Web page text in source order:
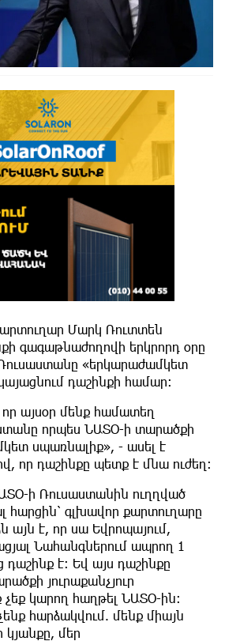
Մարկ Ռուտտեն
գագաթնաժողովի երկրորդ օրը
«երկարաժամկետ
դաշինքի համար:
որ այսօր մենք համատեղ
որպես ՆԱՏՕ-ի տարածքի
սպառնալիք», - ասել է
որ դաշինքը պետք է մնա ուժեղ:
ի Ռուսաստանին ուղղված
հարցին՝ գլխավոր քարտուղարը
այն է, որ սա Եվրոպայում,
Նահանգներում ապրող 1
դաշինք է: Եվ այս դաշինքը
յուրաքանչյուր
կարող հաղթել ՆԱՏՕ-ին:
հարձակվում. մենք միայն
մեր